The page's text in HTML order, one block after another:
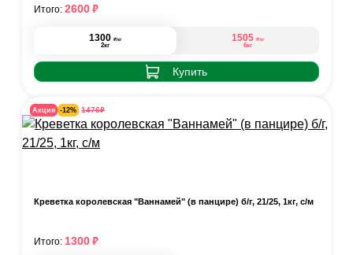
1300 ₽/кг
2кг
1505 ₽/кг
6кг
Купить
Итого: 2600₽
Акция -12% 1476₽
Креветка королевская "Ваннамей" (в панцире) б/г, 21/25, 1кг, с/м
Итого: 1300₽